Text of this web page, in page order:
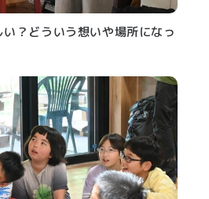
？どういう想いや場所になっ